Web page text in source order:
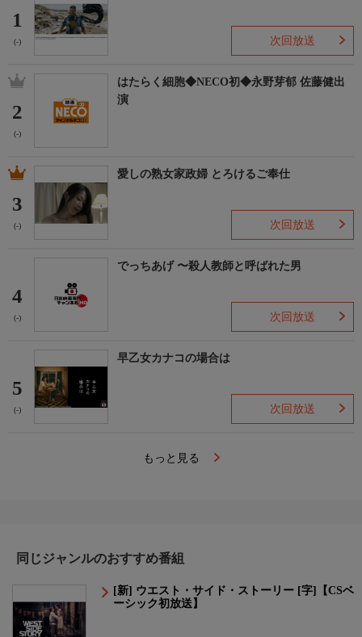
1
(-) 次回放送
2
(-)
はたらく細胞◆NECO初◆永野芽郁 佐藤健出
演
3
(-)
愛しの熟女家政婦 とろけるご奉仕
次回放送
4
(-)
でっちあげ 〜殺人教師と呼ばれた男
次回放送
5
(-)
早乙女カナコの場合は
次回放送
もっと見る
同じジャンルのおすすめ番組
[新] ウエスト・サイド・ストーリー [字]【CSベ
ーシック初放送】